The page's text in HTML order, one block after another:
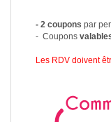
- 2 coupons par
- Coupons
Les RDV doivent